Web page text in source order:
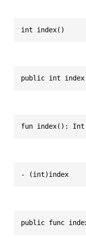
int index()
public int
fun index(): Int
- (int)index
public func